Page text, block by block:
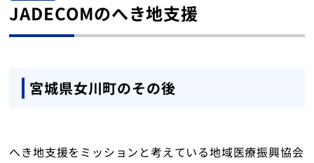
採用情報
ライブラリ
入会のご案内
JADECOMのへき地支援
宮城県女川町のその後
へき地支援をミッションと考えている地域医療振興協会